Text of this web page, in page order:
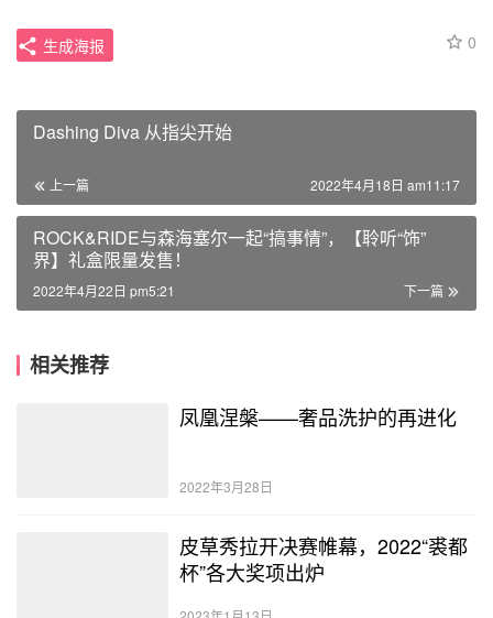
0
生成海报
Dashing Diva 从指尖开始
上一篇 2022年4月18日 am11:17
ROCK&RIDE与森海塞尔一起“搞事情”，【聆听“饰”
界】礼盒限量发售！
下一篇
2022年4月22日 pm5:21
相关推荐
​凤凰涅槃——奢品洗护的再进化
2022年3月28日
皮草秀拉开决赛帷幕，2022“裘都
杯”各大奖项出炉